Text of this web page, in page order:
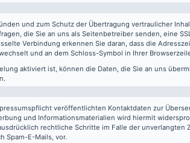
und zum Schutz der Übertragung vertraulicher
die Sie an uns als Seitenbetreiber senden, eine
Verbindung erkennen Sie daran, dass die
und an dem Schloss-Symbol in Ihrer
aktiviert ist, können die Daten, die Sie an uns
veröffentlichten Kontaktdaten zur
und Informationsmaterialien wird hiermit
rechtliche Schritte im Falle der unverlangten
Spam-E-Mails, vor.